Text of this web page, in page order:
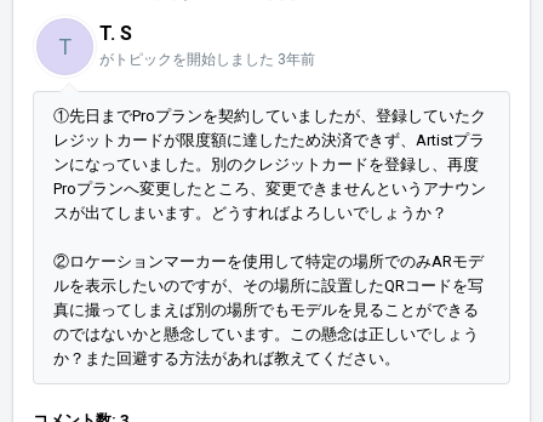
T
T. S
がトピックを開始しました 3年前
①先日までProプランを契約していましたが、登録していたク
レジットカードが限度額に達したため決済できず、Artistプラ
ンになっていました。別のクレジットカードを登録し、再度
Proプランへ変更したところ、変更できませんというアナウン
スが出てしまいます。どうすればよろしいでしょうか？
②ロケーションマーカーを使用して特定の場所でのみARモデ
ルを表示したいのですが、その場所に設置したQRコードを写
真に撮ってしまえば別の場所でもモデルを見ることができる
のではないかと懸念しています。この懸念は正しいでしょう
か？また回避する方法があれば教えてください。